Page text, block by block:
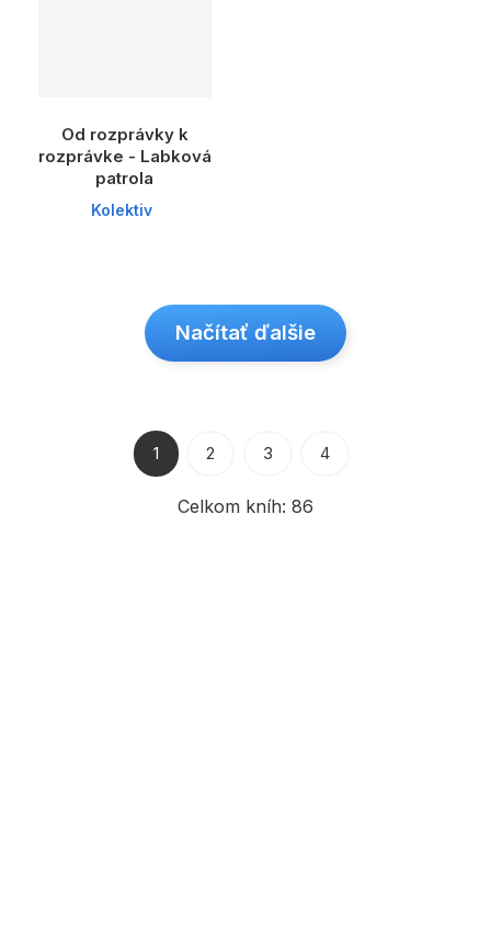
Od rozprávky k
rozprávke - Labková
patrola
Kolektiv
Načítať ďalšie
Celkom kníh: 86
1 2 3 4